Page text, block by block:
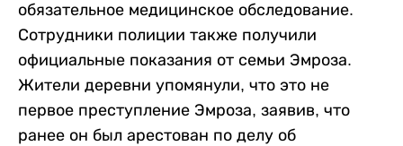
обязательное медицинское обследование.
Сотрудники полиции также получили
официальные показания от семьи Эмроза.
Жители деревни упомянули, что это не
первое преступление Эмроза, заявив, что
ранее он был арестован по делу об